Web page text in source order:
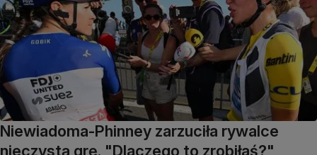
Niewiadoma-Phinney zarzuciła rywalce
nieczystą grę. "Dlaczego to zrobiłaś?"